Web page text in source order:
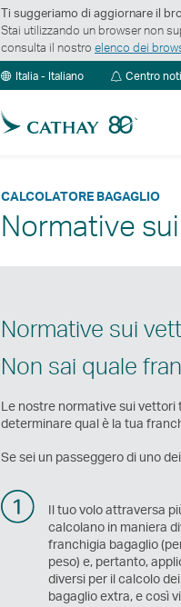
Ti suggeriamo di aggiornare il
Stai utilizzando un browser non
consulta il nostro elenco dei
Italia - Italiano Centro
CALCOLATORE BAGAGLIO
Normative
Normative sui
Non sai quale
Le nostre normative sui vettori
determinare qual è la tua
Se sei un passeggero di uno
Il tuo volo attraversa
calcolano in maniera
franchigia bagaglio
peso) e, pertanto,
diversi per il calcolo
bagaglio extra, e così